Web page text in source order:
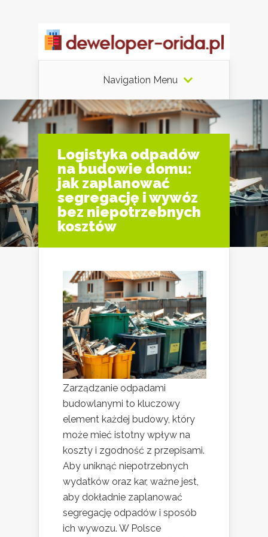
Navigation Menu
Logistyka odpadów
na budowie domu:
jak zaplanować
segregację i wywóz
bez niepotrzebnych
kosztów
Zarządzanie odpadami
budowlanymi to kluczowy
element każdej budowy, który
może mieć istotny wpływ na
koszty i zgodność z przepisami.
Aby uniknąć niepotrzebnych
wydatków oraz kar, ważne jest,
aby dokładnie zaplanować
segregację odpadów i sposób
ich wywozu. W Polsce